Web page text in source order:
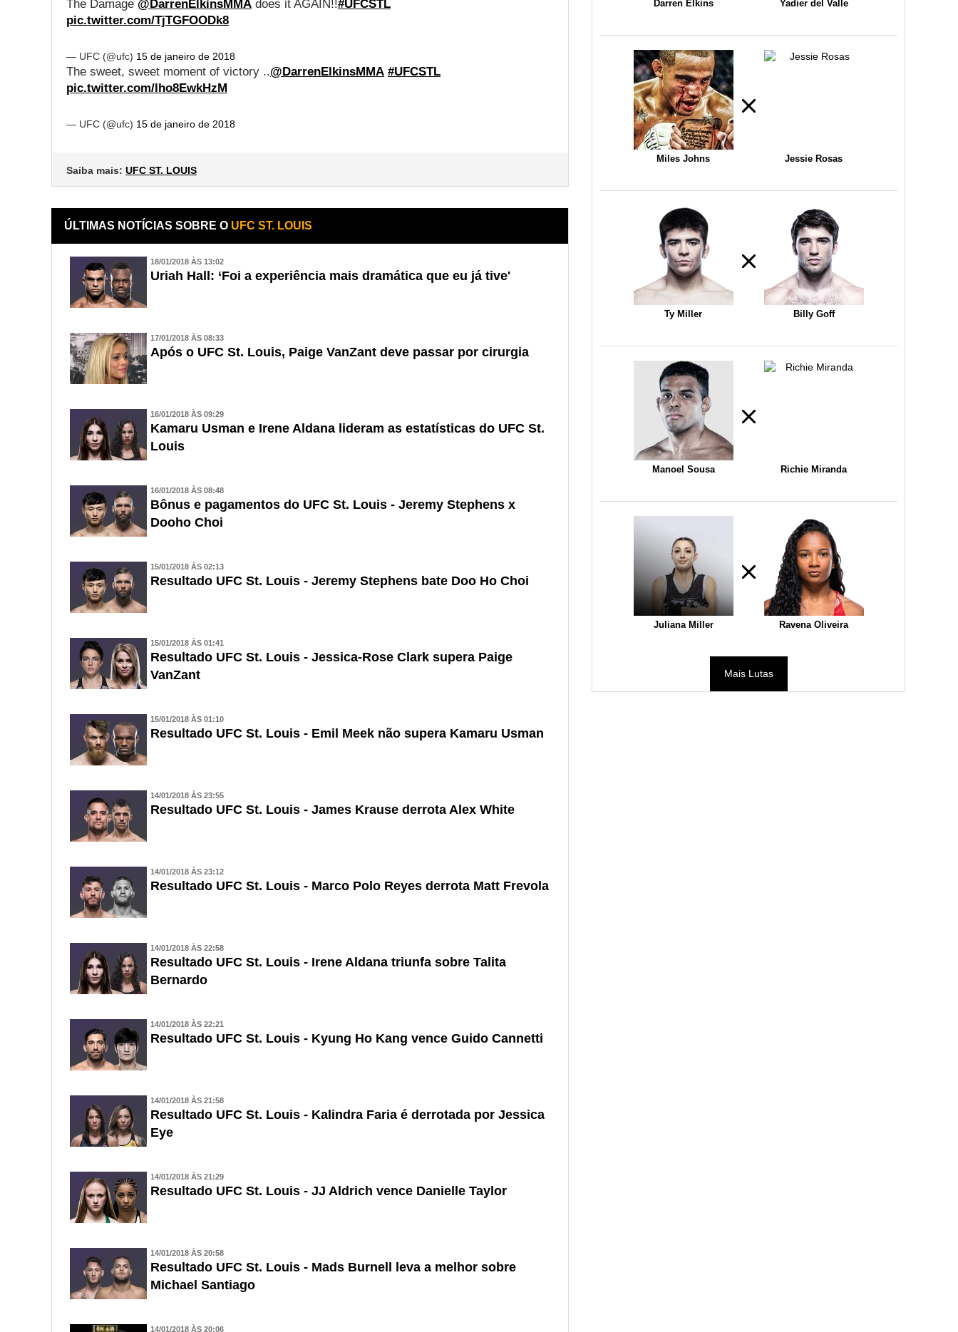
The Damage @DarrenElkinsMMA does it AGAIN!!#UFCSTL
pic.twitter.com/TjTGFOODk8
— UFC (@ufc) 15 de janeiro de 2018
The sweet, sweet moment of victory ..@DarrenElkinsMMA #UFCSTL
pic.twitter.com/lho8EwkHzM
— UFC (@ufc) 15 de janeiro de 2018
Saiba mais: UFC ST. LOUIS
ÚLTIMAS NOTÍCIAS SOBRE O UFC ST. LOUIS
18/01/2018 ÀS 13:02
Uriah Hall: ‘Foi a experiência mais dramática que eu já tive'
17/01/2018 ÀS 08:33
Após o UFC St. Louis, Paige VanZant deve passar por cirurgia
16/01/2018 ÀS 09:29
Kamaru Usman e Irene Aldana lideram as estatísticas do UFC St.
Louis
16/01/2018 ÀS 08:48
Bônus e pagamentos do UFC St. Louis - Jeremy Stephens x
Dooho Choi
15/01/2018 ÀS 02:13
Resultado UFC St. Louis - Jeremy Stephens bate Doo Ho Choi
15/01/2018 ÀS 01:41
Resultado UFC St. Louis - Jessica-Rose Clark supera Paige
VanZant
15/01/2018 ÀS 01:10
Resultado UFC St. Louis - Emil Meek não supera Kamaru Usman
14/01/2018 ÀS 23:55
Resultado UFC St. Louis - James Krause derrota Alex White
14/01/2018 ÀS 23:12
Resultado UFC St. Louis - Marco Polo Reyes derrota Matt Frevola
14/01/2018 ÀS 22:58
Resultado UFC St. Louis - Irene Aldana triunfa sobre Talita
Bernardo
14/01/2018 ÀS 22:21
Resultado UFC St. Louis - Kyung Ho Kang vence Guido Cannetti
14/01/2018 ÀS 21:58
Resultado UFC St. Louis - Kalindra Faria é derrotada por Jessica
Eye
14/01/2018 ÀS 21:29
Resultado UFC St. Louis - JJ Aldrich vence Danielle Taylor
14/01/2018 ÀS 20:58
Resultado UFC St. Louis - Mads Burnell leva a melhor sobre
Michael Santiago
14/01/2018 ÀS 20:06
Darren Elkins Yadier del Valle
Miles Johns Jessie Rosas
Ty Miller Billy Goff
Manoel Sousa Richie Miranda
Juliana Miller Ravena Oliveira
Mais Lutas